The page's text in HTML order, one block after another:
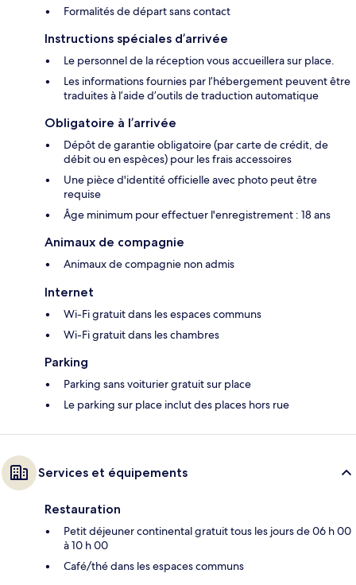
Formalités de départ sans contact
Instructions spéciales d’arrivée
Le personnel de la réception vous accueillera sur place.
Les informations fournies par l’hébergement peuvent être
traduites à l’aide d’outils de traduction automatique
Obligatoire à l’arrivée
Dépôt de garantie obligatoire (par carte de crédit, de
débit ou en espèces) pour les frais accessoires
Une pièce d'identité officielle avec photo peut être
requise
Âge minimum pour effectuer l'enregistrement : 18 ans
Animaux de compagnie
Animaux de compagnie non admis
Internet
Wi-Fi gratuit dans les espaces communs
Wi-Fi gratuit dans les chambres
Parking
Parking sans voiturier gratuit sur place
Le parking sur place inclut des places hors rue
Services et équipements
Restauration
Petit déjeuner continental gratuit tous les jours de 06 h 00
à 10 h 00
Café/thé dans les espaces communs